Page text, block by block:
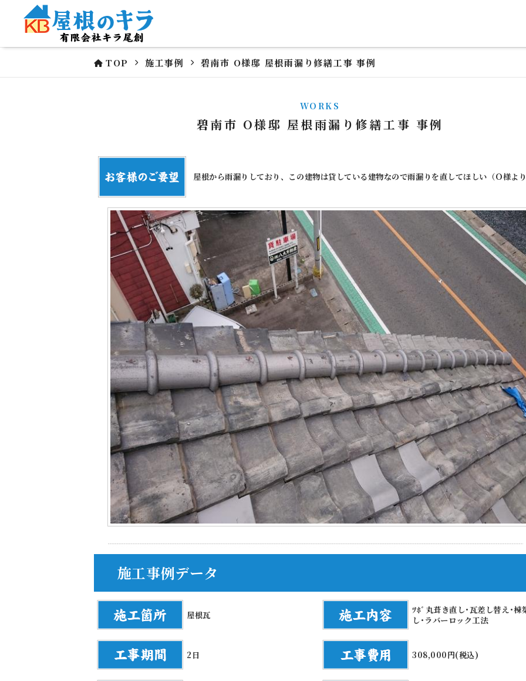
TOP 施工事例 碧南市 O様邸 屋根雨漏り修繕工事 事例
WORKS
碧南市 O様邸 屋根雨漏り修繕工事 事例
屋根から雨漏りしており、この建物は貸している建物なので雨漏りを直してほしい（Ｏ様よ
施工事例データ
屋根瓦
ﾂﾎﾞ丸葺き直し･瓦差し替え･棟
し･ラバーロック工法
2日 308,000円(税込)